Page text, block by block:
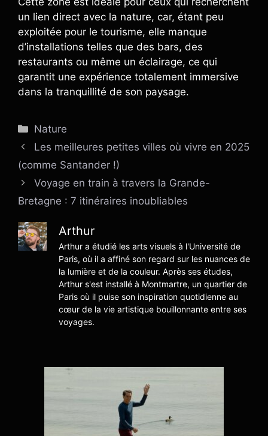
un lien direct avec la nature, car, étant peu
exploitée pour le tourisme, elle manque
d’installations telles que des bars, des
restaurants ou même un éclairage, ce qui
garantit une expérience totalement immersive
dans la tranquillité de son paysage.
Catégories
Nature
Les meilleures petites villes où vivre en 2025
(comme Santander !)
Voyage en train à travers la Grande-
Bretagne : 7 itinéraires inoubliables
Arthur
Arthur a étudié les arts visuels à l'Université de
Paris, où il a affiné son regard sur les nuances de
la lumière et de la couleur. Après ses études,
Arthur s'est installé à Montmartre, un quartier de
Paris où il puise son inspiration quotidienne au
cœur de la vie artistique bouillonnante entre ses
voyages.